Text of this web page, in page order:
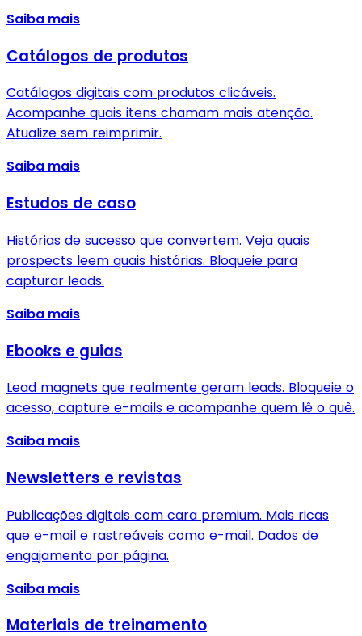
Saiba mais
Catálogos de produtos
Catálogos digitais com produtos clicáveis.
Acompanhe quais itens chamam mais atenção.
Atualize sem reimprimir.
Saiba mais
Estudos de caso
Histórias de sucesso que convertem. Veja quais
prospects leem quais histórias. Bloqueie para
capturar leads.
Saiba mais
Ebooks e guias
Lead magnets que realmente geram leads. Bloqueie o
acesso, capture e-mails e acompanhe quem lê o quê.
Saiba mais
Newsletters e revistas
Publicações digitais com cara premium. Mais ricas
que e-mail e rastreáveis como e-mail. Dados de
engajamento por página.
Saiba mais
Materiais de treinamento